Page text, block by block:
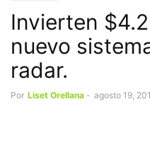
Invierten
nuevo
radar.
Por Liset Orellana - agosto 19,